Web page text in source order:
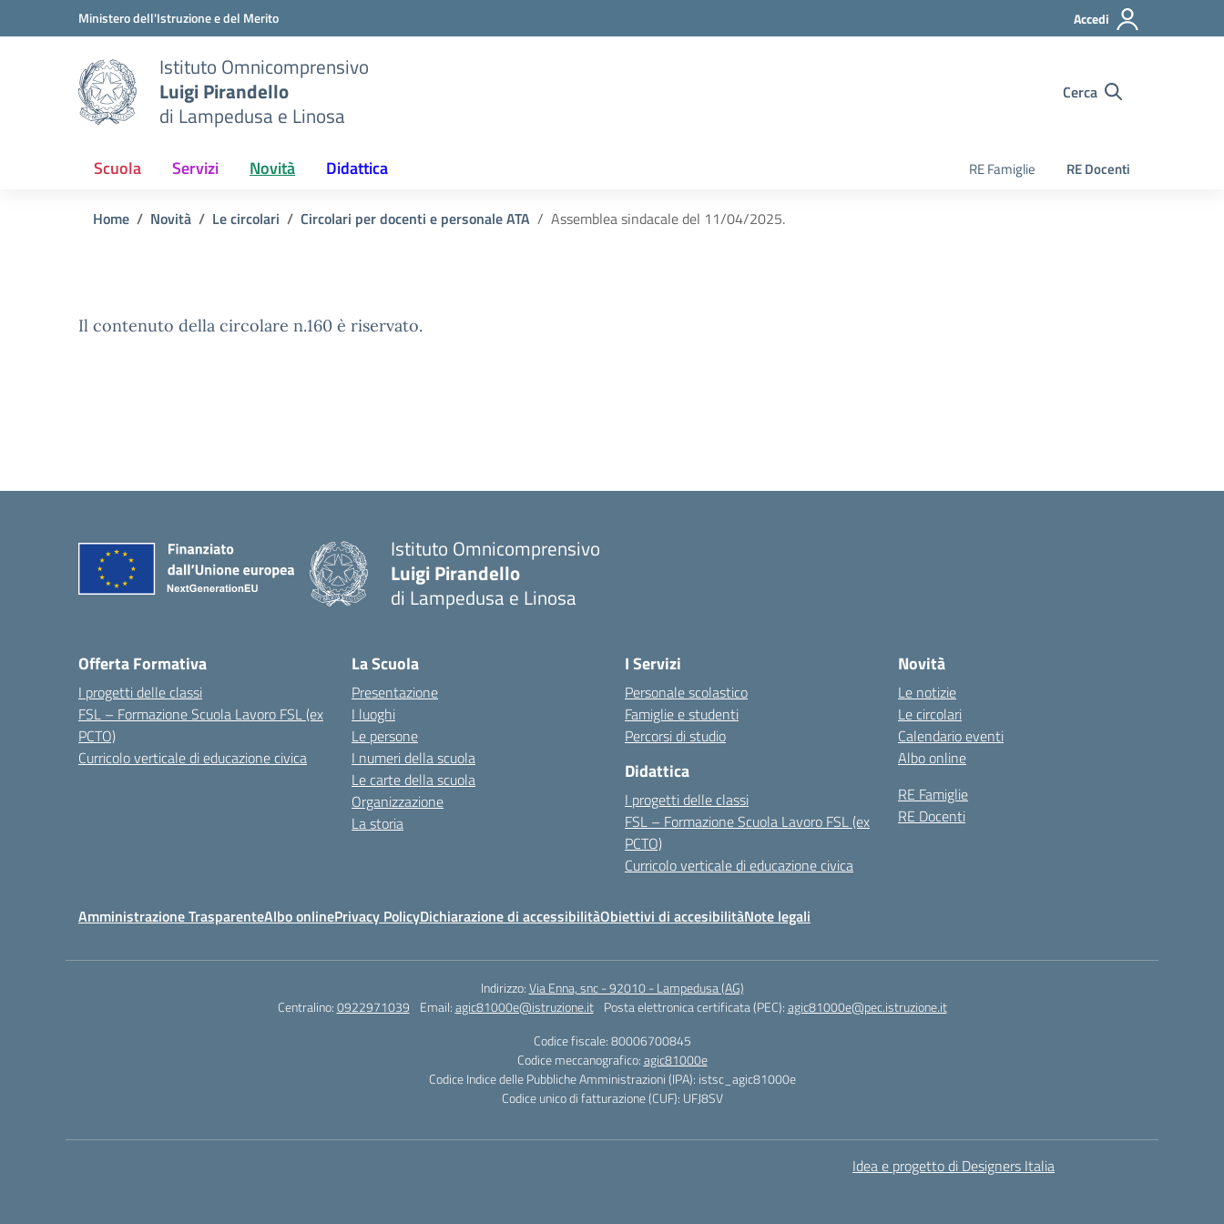
Vai ai contenuti
Vai al menu di navigazioneMinistero dell'Istruzione e del Merito Accedi
Istituto Omnicomprensivo
Luigi Pirandello
di Lampedusa e Linosa
Cerca
Scuola Servizi Novità Didattica RE Famiglie RE Docenti
Home Novità Le circolari Circolari per docenti e personale ATA Assemblea sindacale del 11/04/2025.
Il contenuto della circolare n.160 è riservato.
Istituto Omnicomprensivo
Luigi Pirandello
di Lampedusa e Linosa
Offerta Formativa
I progetti delle classi
FSL – Formazione Scuola Lavoro FSL (ex
PCTO)
Curricolo verticale di educazione civica
La Scuola
Presentazione
I luoghi
Le persone
I numeri della scuola
Le carte della scuola
Organizzazione
La storia
I Servizi
Personale scolastico
Famiglie e studenti
Percorsi di studio
Didattica
I progetti delle classi
FSL – Formazione Scuola Lavoro FSL (ex
PCTO)
Curricolo verticale di educazione civica
Novità
Le notizie
Le circolari
Calendario eventi
Albo online
RE Famiglie
RE Docenti
Amministrazione TrasparenteAlbo onlinePrivacy PolicyDichiarazione di accessibilitàObiettivi di accesibilitàNote legali
Indirizzo:Via Enna, snc - 92010 - Lampedusa (AG)
Centralino:0922971039 Email:agic81000e@istruzione.it Posta elettronica certificata (PEC):agic81000e@pec.istruzione.it
Codice fiscale: 80006700845
Codice meccanografico:agic81000e
Codice Indice delle Pubbliche Amministrazioni (IPA): istsc_agic81000e
Codice unico di fatturazione (CUF): UFJ8SV
Idea e progetto di Designers Italia